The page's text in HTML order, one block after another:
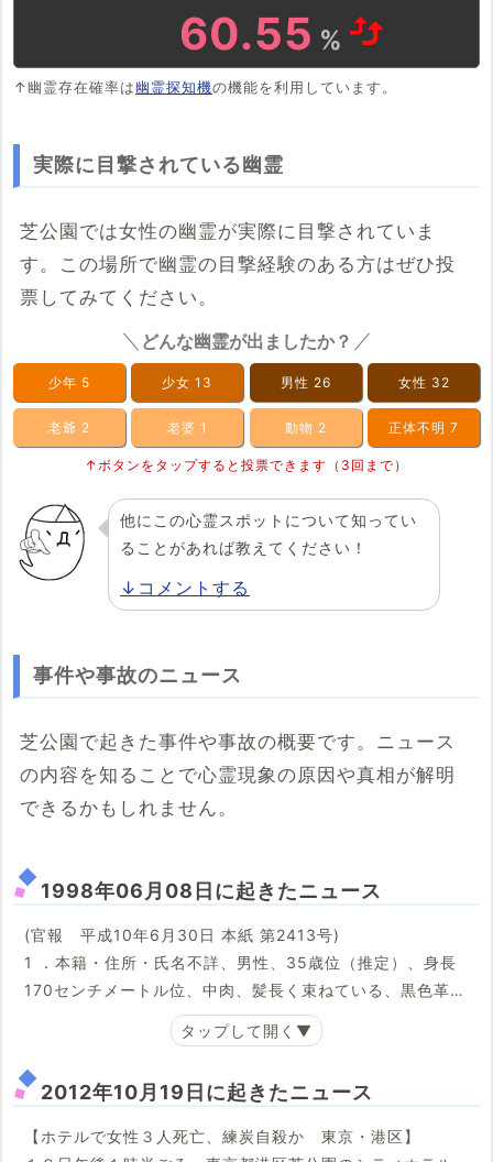
60.55 %
↑幽霊存在確率は幽霊探知機の機能を利用しています。
実際に目撃されている幽霊
芝公園では女性の幽霊が実際に目撃されていま
す。この場所で幽霊の目撃経験のある方はぜひ投
票してみてください。
どんな幽霊が出ましたか？
少年 5 少女 13 男性 26 女性 32
老爺 2 老婆 1 動物 2 正体不明 7
↑ボタンをタップすると投票できます（3回まで）
他にこの心霊スポットについて知ってい
ることがあれば教えてください！
↓コメントする
事件や事故のニュース
芝公園で起きた事件や事故の概要です。ニュース
の内容を知ることで心霊現象の原因や真相が解明
できるかもしれません。
1998年06月08日に起きたニュース
(官報 平成10年6月30日 本紙 第2413号)
1 ．本籍・住所・氏名不詳、男性、35歳位（推定）、身長
170センチメートル位、中肉、髪長く束ねている、黒色革製
ジャンパー、茶色ジャンパー、薄緑色長袖シャツ、半袖丸
首シャツ、紺色Gパン、白色靴下、白色運動靴
上記の者は、平成10年6月8日午前5時10分、東京都港区芝
公園3丁目2番都立芝公園で死亡していました。死亡日時は
平成10年6月8日午前4時頃と推定されます。身柄引取人が
2012年10月19日に起きたニュース
【ホテルで女性３人死亡、練炭自殺か 東京・港区】